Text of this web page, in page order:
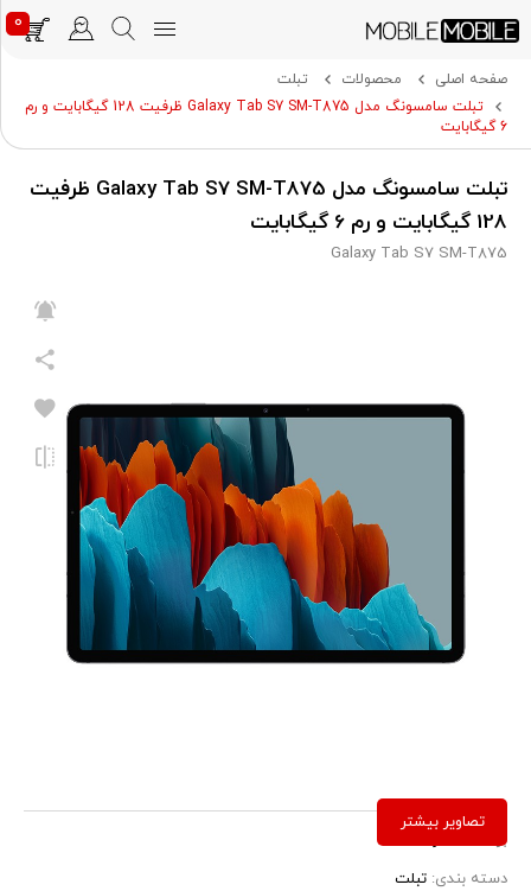
0
صفحه اصلی محصولات
تبلت
تبلت سامسونگ مدل Galaxy Tab S7 SM-T875 ظرفیت 128 گیگابایت و رم
6 گیگابایت
تبلت سامسونگ مدل Galaxy Tab S7 SM-T875 ظرفیت
128 گیگابایت و رم 6 گیگابایت
Galaxy Tab S7 SM-T875
برند:
دسته بندی: تبلت